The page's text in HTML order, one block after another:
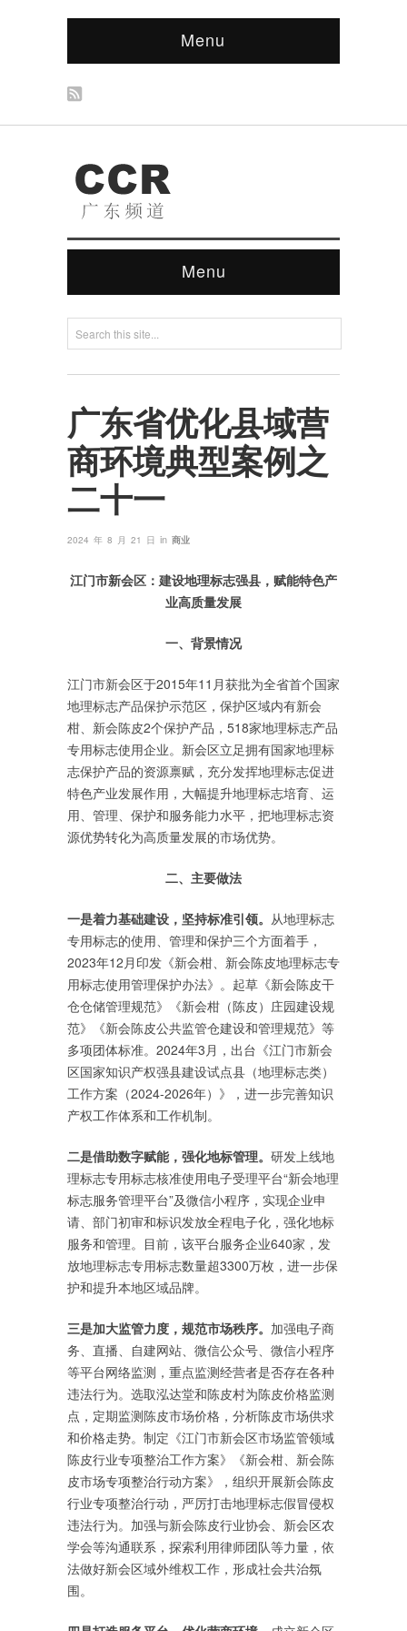
Menu
Menu
广东省优化县域营
商环境典型案例之
二十一
2024 年 8 月 21 日 in 商业
江门市新会区：建设地理标志强县，赋能特色产
业高质量发展
一、背景情况
江门市新会区于2015年11月获批为全省首个国家
地理标志产品保护示范区，保护区域内有新会
柑、新会陈皮2个保护产品，518家地理标志产品
专用标志使用企业。新会区立足拥有国家地理标
志保护产品的资源禀赋，充分发挥地理标志促进
特色产业发展作用，大幅提升地理标志培育、运
用、管理、保护和服务能力水平，把地理标志资
源优势转化为高质量发展的市场优势。
二、主要做法
一是着力基础建设，坚持标准引领。 从地理标志
专用标志的使用、管理和保护三个方面着手，
2023年12月印发《新会柑、新会陈皮地理标志专
用标志使用管理保护办法》。起草《新会陈皮干
仓仓储管理规范》《新会柑（陈皮）庄园建设规
范》《新会陈皮公共监管仓建设和管理规范》等
多项团体标准。2024年3月，出台《江门市新会
区国家知识产权强县建设试点县（地理标志类）
工作方案（2024-2026年）》，进一步完善知识
产权工作体系和工作机制。
二是借助数字赋能，强化地标管理。 研发上线地
理标志专用标志核准使用电子受理平台“新会地理
标志服务管理平台”及微信小程序，实现企业申
请、部门初审和标识发放全程电子化，强化地标
服务和管理。目前，该平台服务企业640家，发
放地理标志专用标志数量超3300万枚，进一步保
护和提升本地区域品牌。
三是加大监管力度，规范市场秩序。 加强电子商
务、直播、自建网站、微信公众号、微信小程序
等平台网络监测，重点监测经营者是否存在各种
违法行为。选取泓达堂和陈皮村为陈皮价格监测
点，定期监测陈皮市场价格，分析陈皮市场供求
和价格走势。制定《江门市新会区市场监管领域
陈皮行业专项整治工作方案》《新会柑、新会陈
皮市场专项整治行动方案》，组织开展新会陈皮
行业专项整治行动，严厉打击地理标志假冒侵权
违法行为。加强与新会陈皮行业协会、新会区农
学会等沟通联系，探索利用律师团队等力量，依
法做好新会区域外维权工作，形成社会共治氛
围。